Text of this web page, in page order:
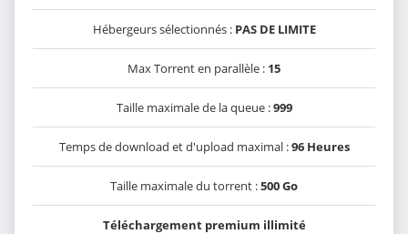
Hébergeurs sélectionnés : PAS DE LIMITE
Max Torrent en parallèle : 15
Taille maximale de la queue :999
Temps de download et d'upload maximal :96 Heures
Taille maximale du torrent :500 Go
Téléchargement premium illimité